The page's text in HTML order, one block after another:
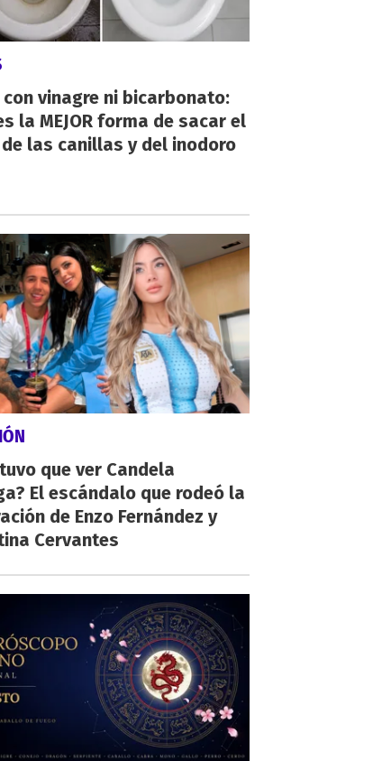
con vinagre ni bicarbonato:
la MEJOR forma de sacar el
las canillas y del inodoro
que ver Candela
El escándalo que rodeó la
de Enzo Fernández y
Cervantes